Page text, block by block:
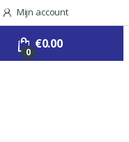
Mijn account
0
€0.00